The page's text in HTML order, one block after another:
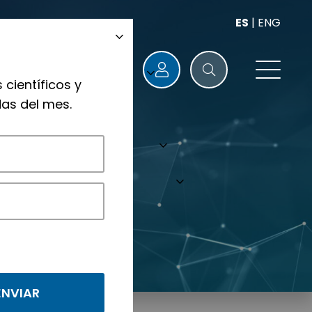
ES | ENG
científicos y
del mes.